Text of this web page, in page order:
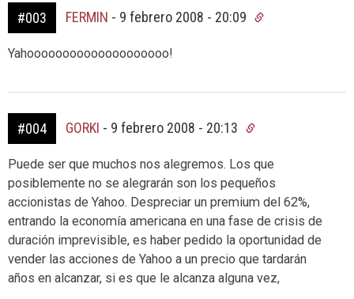
#003 FERMIN - 9 febrero 2008 - 20:09
Yahoooooooooooooooooooo!
#004 GORKI - 9 febrero 2008 - 20:13
Puede ser que muchos nos alegremos. Los que
posiblemente no se alegrarán son los pequeños
accionistas de Yahoo. Despreciar un premium del 62%,
entrando la economía americana en una fase de crisis de
duración imprevisible, es haber pedido la oportunidad de
vender las acciones de Yahoo a un precio que tardarán
años en alcanzar, si es que le alcanza alguna vez,